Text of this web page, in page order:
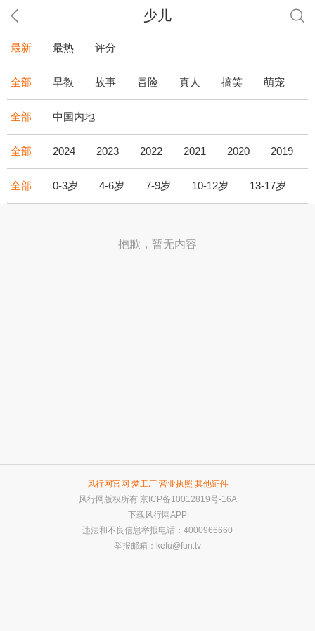
少儿
最新 最热 评分
全部 早教 故事 冒险 真人 搞笑 萌宠
全部 中国内地
全部 2024 2023 2022 2021 2020 2019
全部 0-3岁 4-6岁 7-9岁 10-12岁 13-17岁
抱歉，暂无内容
风行网官网 梦工厂 营业执照 其他证件
风行网版权所有 京ICP备10012819号-16A
下载风行网APP
违法和不良信息举报电话：4000966660
举报邮箱： kefu@fun.tv